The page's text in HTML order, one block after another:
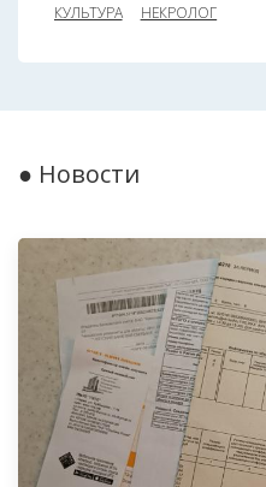
КУЛЬТУРА НЕКРОЛОГ
● Новости